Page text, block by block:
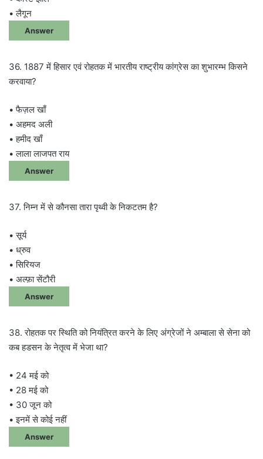
• लैगून
Answer
36. 1887 में हिसार एवं रोहतक में भारतीय राष्ट्रीय कांग्रेस का शुभारम्भ किसने
करवाया?
• फैज़ल खाँ
• अहमद अली
• हमीद खाँ
• लाला लाजपत राय
Answer
37. निम्न में से कौनसा तारा पृथ्वी के निकटतम है?
• सूर्य
• ध्रुव
• सिरियज
• अल्फ़ा सेंटौरी
Answer
38. रोहतक पर स्थिति को नियंत्रित करने के लिए अंग्रेजों ने अम्बाला से सेना को
कब हडसन के नेतृत्व में भेजा था?
• 24 मई को
• 28 मई को
• 30 जून को
• इनमें से कोई नहीं
Answer